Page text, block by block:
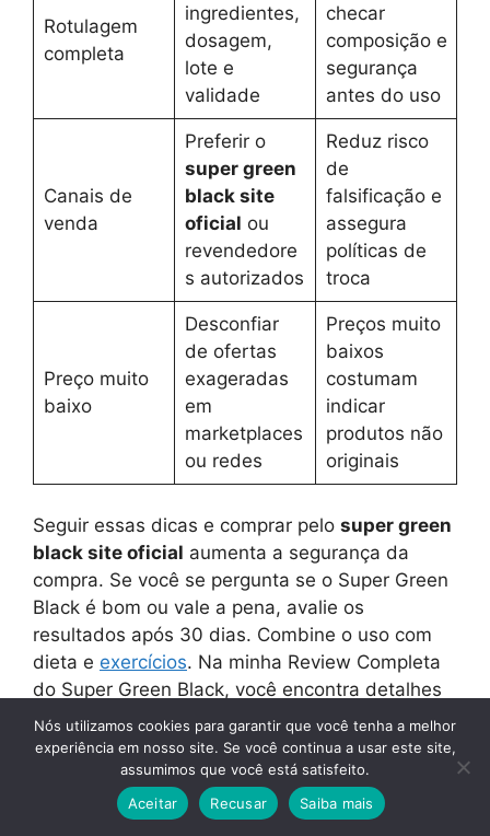
Rotulagem
completa
ingredientes,
dosagem,
lote e
validade
checar
composição e
segurança
antes do uso
Canais de
venda
Preferir o
super green
black site
oficial ou
revendedore
s autorizados
Reduz risco
de
falsificação e
assegura
políticas de
troca
Preço muito
baixo
Desconfiar
de ofertas
exageradas
em
marketplaces
ou redes
Preços muito
baixos
costumam
indicar
produtos não
originais
Seguir essas dicas e comprar pelo super green
black site oficial aumenta a segurança da
compra. Se você se pergunta se o Super Green
Black é bom ou vale a pena, avalie os
resultados após 30 dias. Combine o uso com
dieta e exercícios. Na minha Review Completa
do Super Green Black, você encontra detalhes
e opções seguras para experimentar.
LEIA TAMBÉM:Super Green Black Preço
Atualizado 2026: Vale o Valor Cobrado
Nós utilizamos cookies para garantir que você tenha a melhor
experiência em nosso site. Se você continua a usar este site,
assumimos que você está satisfeito.
Aceitar
Recusar Saiba mais